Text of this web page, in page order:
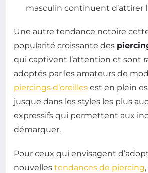
masculin continuent d’attirer
Une autre tendance notoire
popularité croissante des
qui captivent l’attention et sont
adoptés par les amateurs de
piercings d’oreilles est en plein
jusque dans les styles les plus
expressifs qui permettent aux
démarquer.
Pour ceux qui envisagent
nouvelles tendances de piercing